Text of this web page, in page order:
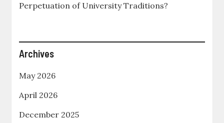
Perpetuation of University Traditions?
Archives
May 2026
April 2026
December 2025